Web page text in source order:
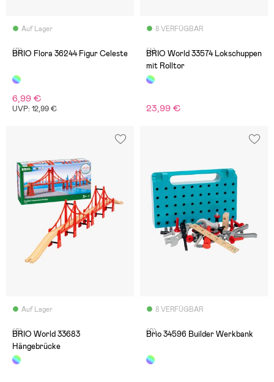
Auf Lager
(0)
BRIO Flora 36244 Figur Celeste
6,99 €
UVP: 12,99 €
8 VERFÜGBAR
(4)
BRIO World 33574 Lokschuppen
mit Rolltor
23,99 €
Auf Lager
(6)
BRIO World 33683
Hängebrücke
8 VERFÜGBAR
(0)
Brio 34596 Builder Werkbank